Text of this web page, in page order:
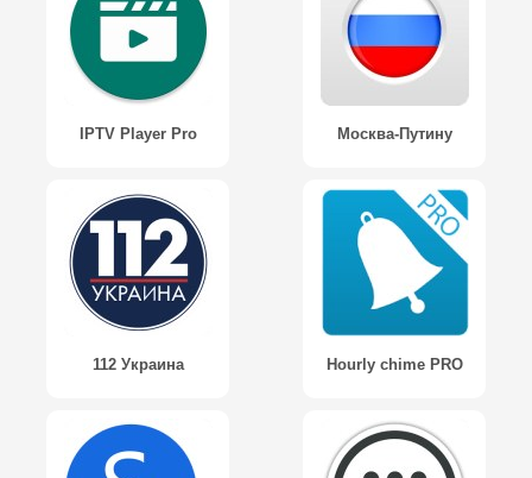
IPTV Player Pro Москва-Путину
112 Украина Hourly chime PRO